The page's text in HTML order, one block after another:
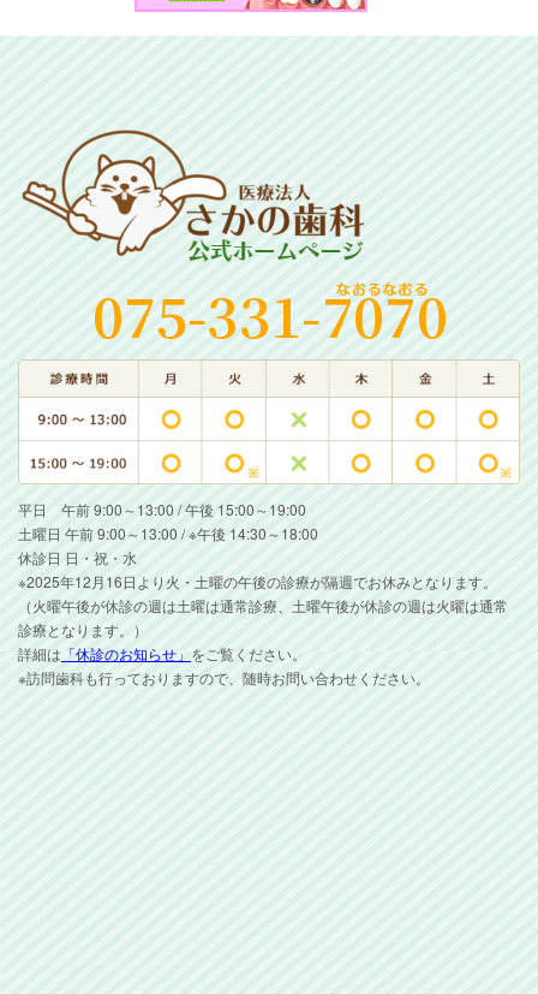
平日 午前 9:00～13:00 / 午後 15:00～19:00
土曜日 午前 9:00～13:00 / ※午後 14:30～18:00
休診日 日・祝・水
※2025年12月16日より火・土曜の午後の診療が隔週でお休みとなります。
（火曜午後が休診の週は土曜は通常診療、土曜午後が休診の週は火曜は通常
診療となります。）
詳細は 「休診のお知らせ」 をご覧ください。
※訪問歯科も行っておりますので、随時お問い合わせください。